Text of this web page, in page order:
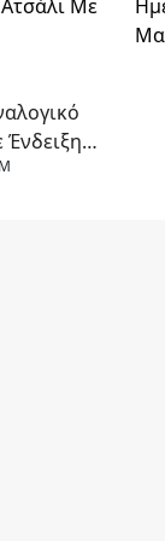
Ατσάλι Με